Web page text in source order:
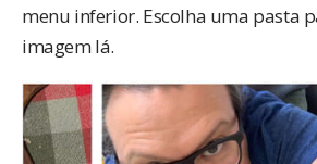
menu inferior. Escolha uma pasta
imagem lá.